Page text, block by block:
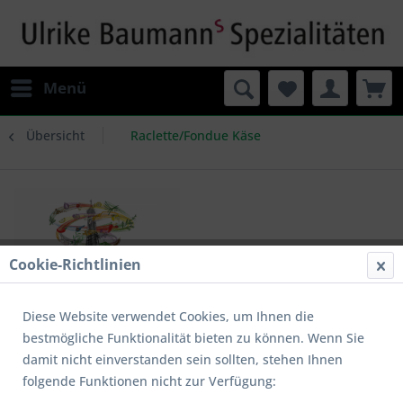
Menü
Übersicht Raclette/Fondue Käse
Cookie-Richtlinien
Diese Website verwendet Cookies, um Ihnen die
bestmögliche Funktionalität bieten zu können. Wenn Sie
damit nicht einverstanden sein sollten, stehen Ihnen
folgende Funktionen nicht zur Verfügung: